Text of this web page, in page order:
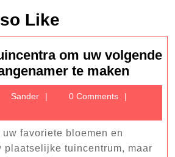
Like
om uw volgende
te maken
tips
uw
Sander Sander0 Comments
favoriete bloemen en
plaatselijke tuincentrum, maar